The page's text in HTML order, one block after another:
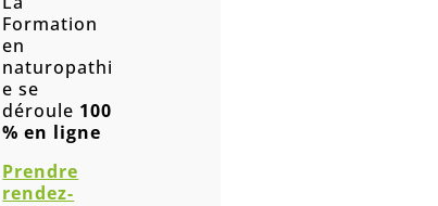
Formation
en
naturopathi
e se
déroule 100
% en ligne
Prendre
rendez-